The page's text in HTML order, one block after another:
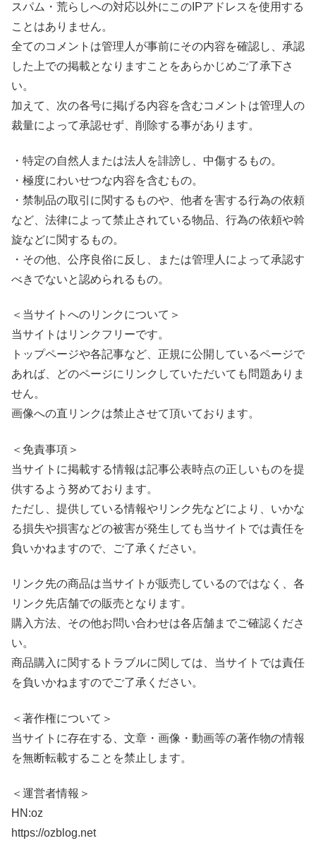
スパム・荒らしへの対応以外にこのIPアドレスを使用する
ことはありません。
全てのコメントは管理人が事前にその内容を確認し、承認
した上での掲載となりますことをあらかじめご了承下さ
い。
加えて、次の各号に掲げる内容を含むコメントは管理人の
裁量によって承認せず、削除する事があります。
・特定の自然人または法人を誹謗し、中傷するもの。
・極度にわいせつな内容を含むもの。
・禁制品の取引に関するものや、他者を害する行為の依頼
など、法律によって禁止されている物品、行為の依頼や斡
旋などに関するもの。
・その他、公序良俗に反し、または管理人によって承認す
べきでないと認められるもの。
＜当サイトへのリンクについて＞
当サイトはリンクフリーです。
トップページや各記事など、正規に公開しているページで
あれば、どのページにリンクしていただいても問題ありま
せん。
画像への直リンクは禁止させて頂いております。
＜免責事項＞
当サイトに掲載する情報は記事公表時点の正しいものを提
供するよう努めております。
ただし、提供している情報やリンク先などにより、いかな
る損失や損害などの被害が発生しても当サイトでは責任を
負いかねますので、ご了承ください。
リンク先の商品は当サイトが販売しているのではなく、各
リンク先店舗での販売となります。
購入方法、その他お問い合わせは各店舗までご確認くださ
い。
商品購入に関するトラブルに関しては、当サイトでは責任
を負いかねますのでご了承ください。
＜著作権について＞
当サイトに存在する、文章・画像・動画等の著作物の情報
を無断転載することを禁止します。
＜運営者情報＞
HN:oz
https://ozblog.net